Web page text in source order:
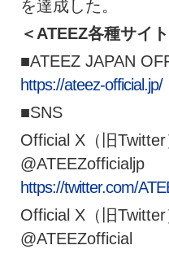
を達成した。
＜ATEEZ各種サイ
■ATEEZ JAPAN
https://ateez-official.jp/
■SNS
Official X（旧Twitter
@ATEEZofficialjp
https://twitter.com/
Official X（旧Twitter
@ATEEZofficial